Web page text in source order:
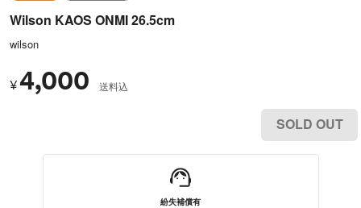
Wilson KAOS ONMI 26.5cm
wilson
¥4,000 送料込
SOLD OUT
紛失補償有